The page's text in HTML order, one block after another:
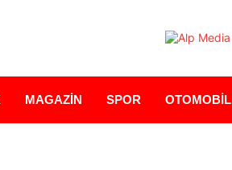
MAGAZİN SPOR OTOMOBİL